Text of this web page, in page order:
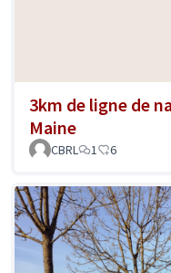
3km de ligne de
Maine
CBRL 1 6